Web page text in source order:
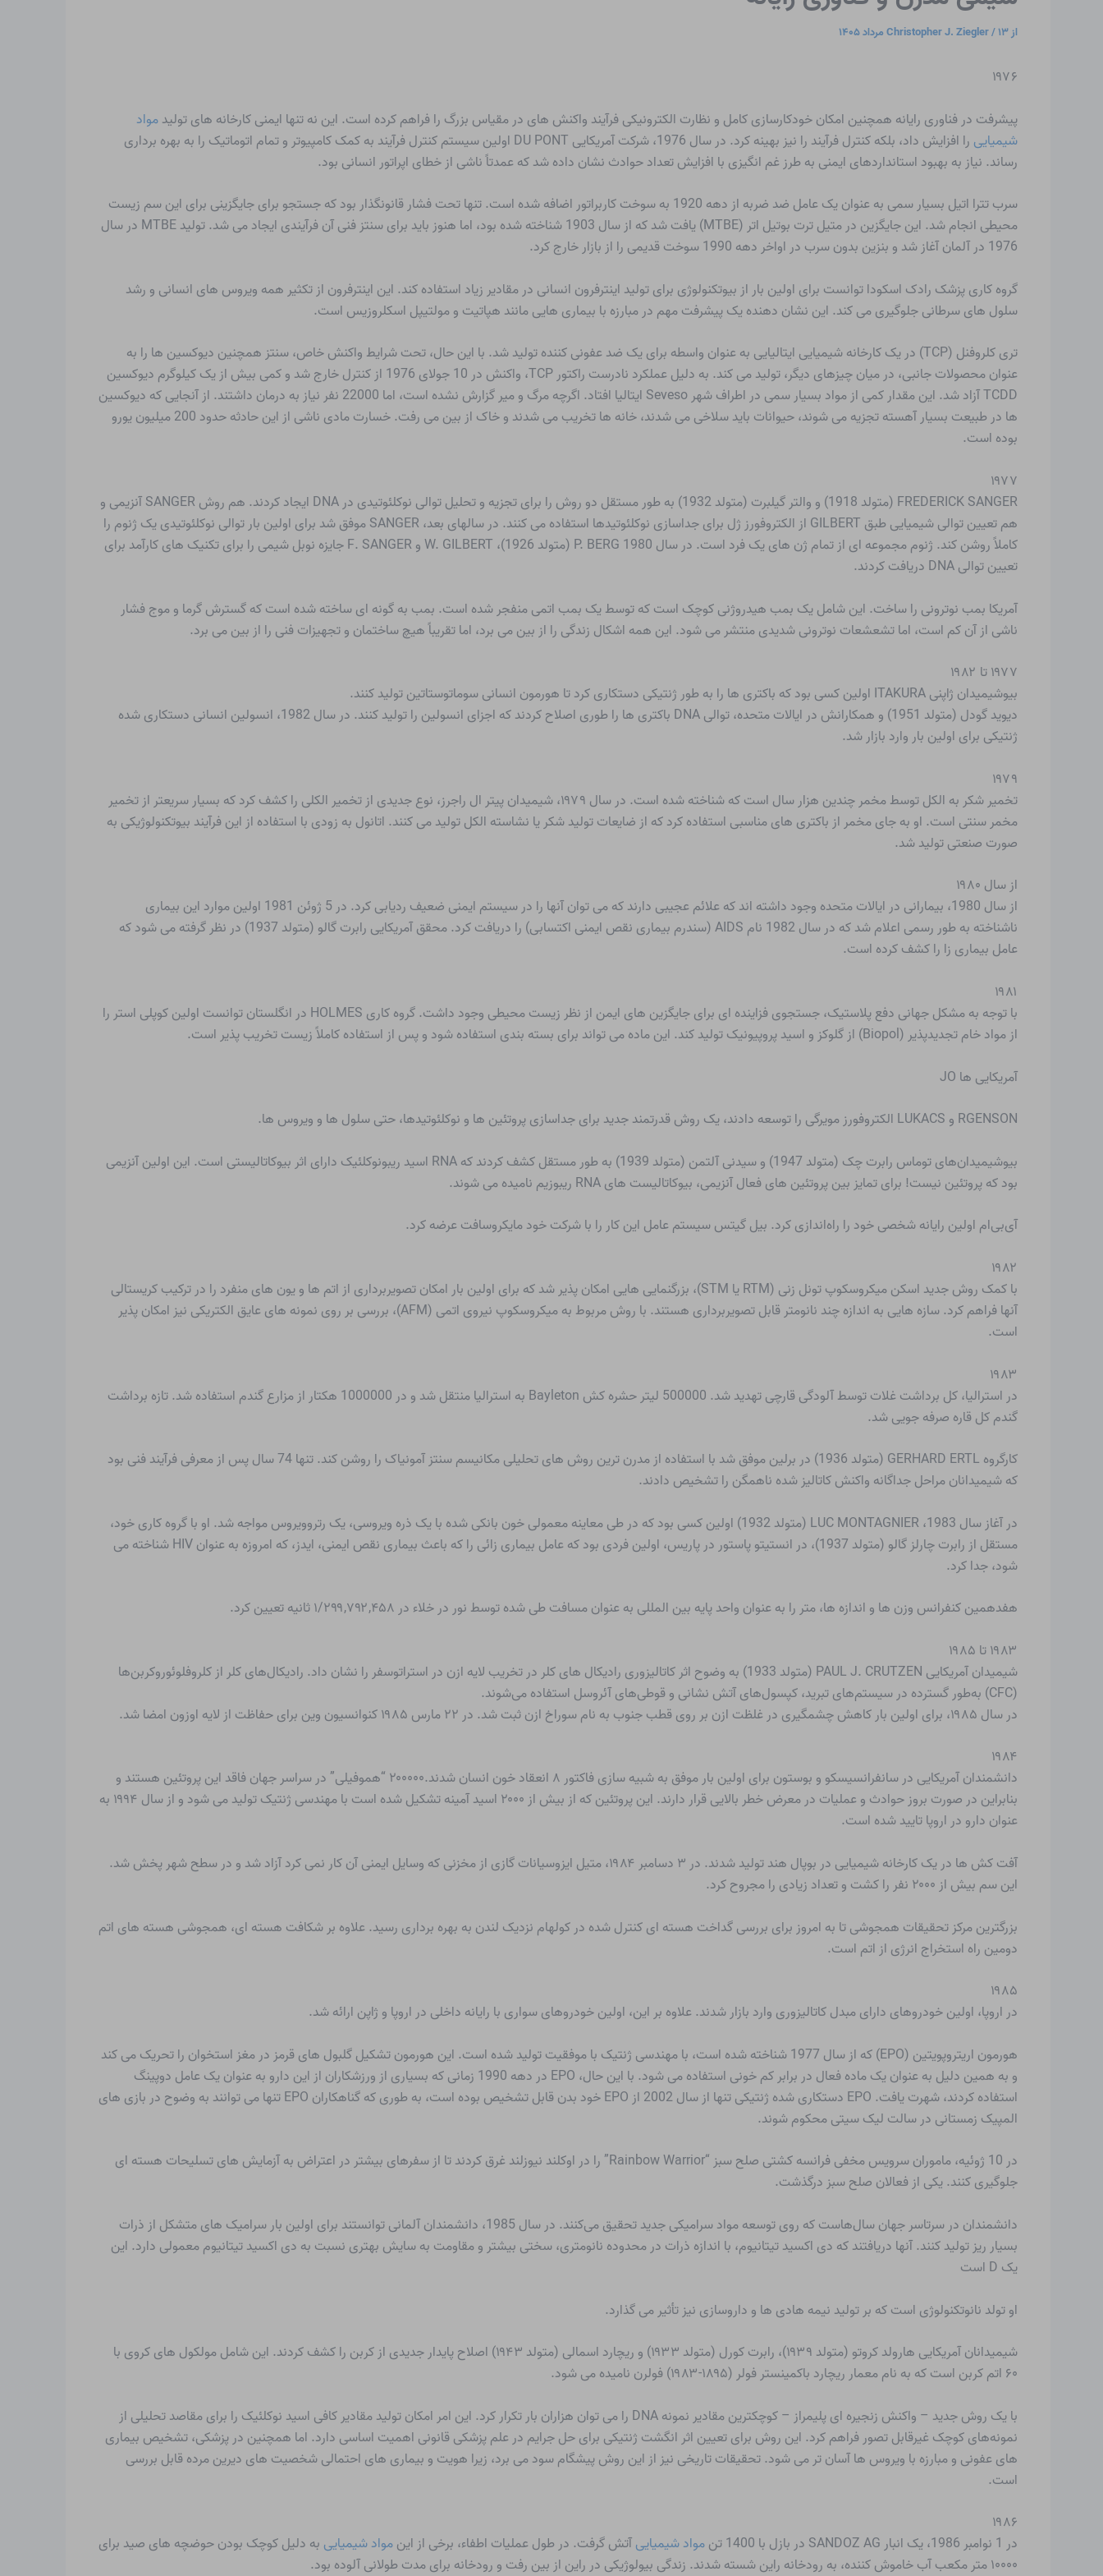
از Christopher J. Ziegler/۱۳ مرداد ۱۴۰۵
۱۹۷۶
پیشرفت در فناوری رایانه همچنین امکان خودکارسازی کامل و نظارت الکترونیکی فرآیند واکنش های در مقیاس بزرگ را فراهم کرده است. این نه تنها ایمنی کارخانه های تولیدمواد
شیمیایی
را افزایش داد، بلکه کنترل فرآیند را نیز بهینه کرد. در سال 1976، شرکت آمریکایی DU PONT اولین سیستم کنترل فرآیند به کمک کامپیوتر و تمام اتوماتیک را به بهره برداری
رساند. نیاز به بهبود استانداردهای ایمنی به طرز غم انگیزی با افزایش تعداد حوادث نشان داده شد که عمدتاً ناشی از خطای اپراتور انسانی بود.
سرب تترا اتیل بسیار سمی به عنوان یک عامل ضد ضربه از دهه 1920 به سوخت کاربراتور اضافه شده است. تنها تحت فشار قانونگذار بود که جستجو برای جایگزینی برای این سم زیست
محیطی انجام شد. این جایگزین در متیل ترت بوتیل اتر (MTBE) یافت شد که از سال 1903 شناخته شده بود، اما هنوز باید برای سنتز فنی آن فرآیندی ایجاد می شد. تولید MTBE در سال
1976 در آلمان آغاز شد و بنزین بدون سرب در اواخر دهه 1990 سوخت قدیمی را از بازار خارج کرد.
گروه کاری پزشک رادک اسکودا توانست برای اولین بار از بیوتکنولوژی برای تولید اینترفرون انسانی در مقادیر زیاد استفاده کند. این اینترفرون از تکثیر همه ویروس های انسانی و رشد
سلول های سرطانی جلوگیری می کند. این نشان دهنده یک پیشرفت مهم در مبارزه با بیماری هایی مانند هپاتیت و مولتیپل اسکلروزیس است.
تری کلروفنل (TCP) در یک کارخانه شیمیایی ایتالیایی به عنوان واسطه برای یک ضد عفونی کننده تولید شد. با این حال، تحت شرایط واکنش خاص، سنتز همچنین دیوکسین ها را به
عنوان محصولات جانبی، در میان چیزهای دیگر، تولید می کند. به دلیل عملکرد نادرست راکتور TCP، واکنش در 10 جولای 1976 از کنترل خارج شد و کمی بیش از یک کیلوگرم دیوکسین
TCDD آزاد شد. این مقدار کمی از مواد بسیار سمی در اطراف شهر Seveso ایتالیا افتاد. اگرچه مرگ و میر گزارش نشده است، اما 22000 نفر نیاز به درمان داشتند. از آنجایی که دیوکسین
ها در طبیعت بسیار آهسته تجزیه می شوند، حیوانات باید سلاخی می شدند، خانه ها تخریب می شدند و خاک از بین می رفت. خسارت مادی ناشی از این حادثه حدود 200 میلیون یورو
بوده است.
۱۹۷۷
FREDERICK SANGER (متولد 1918) و والتر گیلبرت (متولد 1932) به طور مستقل دو روش را برای تجزیه و تحلیل توالی نوکلئوتیدی در DNA ایجاد کردند. هم روش SANGER آنزیمی و
هم تعیین توالی شیمیایی طبق GILBERT از الکتروفورز ژل برای جداسازی نوکلئوتیدها استفاده می کنند. در سالهای بعد، SANGER موفق شد برای اولین بار توالی نوکلئوتیدی یک ژنوم را
کاملاً روشن کند. ژنوم مجموعه ای از تمام ژن های یک فرد است. در سال 1980 P. BERG (متولد 1926)، W. GILBERT و F. SANGER جایزه نوبل شیمی را برای تکنیک های کارآمد برای
تعیین توالی DNA دریافت کردند.
آمریکا بمب نوترونی را ساخت. این شامل یک بمب هیدروژنی کوچک است که توسط یک بمب اتمی منفجر شده است. بمب به گونه ای ساخته شده است که گسترش گرما و موج فشار
ناشی از آن کم است، اما تشعشعات نوترونی شدیدی منتشر می شود. این همه اشکال زندگی را از بین می برد، اما تقریباً هیچ ساختمان و تجهیزات فنی را از بین می برد.
۱۹۷۷ تا ۱۹۸۲
بیوشیمیدان ژاپنی ITAKURA اولین کسی بود که باکتری ها را به طور ژنتیکی دستکاری کرد تا هورمون انسانی سوماتوستاتین تولید کنند.
دیوید گودل (متولد 1951) و همکارانش در ایالات متحده، توالی DNA باکتری ها را طوری اصلاح کردند که اجزای انسولین را تولید کنند. در سال 1982، انسولین انسانی دستکاری شده
ژنتیکی برای اولین بار وارد بازار شد.
۱۹۷۹
تخمیر شکر به الکل توسط مخمر چندین هزار سال است که شناخته شده است. در سال ۱۹۷۹، شیمیدان پیتر ال راجرز، نوع جدیدی از تخمیر الکلی را کشف کرد که بسیار سریعتر از تخمیر
مخمر سنتی است. او به جای مخمر از باکتری های مناسبی استفاده کرد که از ضایعات تولید شکر یا نشاسته الکل تولید می کنند. اتانول به زودی با استفاده از این فرآیند بیوتکنولوژیکی به
صورت صنعتی تولید شد.
از سال ۱۹۸۰
از سال 1980، بیمارانی در ایالات متحده وجود داشته اند که علائم عجیبی دارند که می توان آنها را در سیستم ایمنی ضعیف ردیابی کرد. در 5 ژوئن 1981 اولین موارد این بیماری
ناشناخته به طور رسمی اعلام شد که در سال 1982 نام AIDS (سندرم بیماری نقص ایمنی اکتسابی) را دریافت کرد. محقق آمریکایی رابرت گالو (متولد 1937) در نظر گرفته می شود که
عامل بیماری زا را کشف کرده است.
۱۹۸۱
با توجه به مشکل جهانی دفع پلاستیک، جستجوی فزاینده ای برای جایگزین های ایمن از نظر زیست محیطی وجود داشت. گروه کاری HOLMES در انگلستان توانست اولین کوپلی استر را
از مواد خام تجدیدپذیر (Biopol) از گلوکز و اسید پروپیونیک تولید کند. این ماده می تواند برای بسته بندی استفاده شود و پس از استفاده کاملاً زیست تخریب پذیر است.
آمریکایی ها JO
RGENSON و LUKACS الکتروفورز مویرگی را توسعه دادند، یک روش قدرتمند جدید برای جداسازی پروتئین ها و نوکلئوتیدها، حتی سلول ها و ویروس ها.
بیوشیمیدان‌های توماس رابرت چک (متولد 1947) و سیدنی آلتمن (متولد 1939) به طور مستقل کشف کردند که RNA اسید ریبونوکلئیک دارای اثر بیوکاتالیستی است. این اولین آنزیمی
بود که پروتئین نیست! برای تمایز بین پروتئین های فعال آنزیمی، بیوکاتالیست های RNA ریبوزیم نامیده می شوند.
آی‌بی‌ام اولین رایانه شخصی خود را راه‌اندازی کرد. بیل گیتس سیستم عامل این کار را با شرکت خود مایکروسافت عرضه کرد.
۱۹۸۲
با کمک روش جدید اسکن میکروسکوپ تونل زنی (RTM یا STM)، بزرگنمایی هایی امکان پذیر شد که برای اولین بار امکان تصویربرداری از اتم ها و یون های منفرد را در ترکیب کریستالی
آنها فراهم کرد. سازه هایی به اندازه چند نانومتر قابل تصویربرداری هستند. با روش مربوط به میکروسکوپ نیروی اتمی (AFM)، بررسی بر روی نمونه های عایق الکتریکی نیز امکان پذیر
است.
۱۹۸۳
در استرالیا، کل برداشت غلات توسط آلودگی قارچی تهدید شد. 500000 لیتر حشره کش Bayleton به استرالیا منتقل شد و در 1000000 هکتار از مزارع گندم استفاده شد. تازه برداشت
گندم کل قاره صرفه جویی شد.
کارگروه GERHARD ERTL (متولد 1936) در برلین موفق شد با استفاده از مدرن ترین روش های تحلیلی مکانیسم سنتز آمونیاک را روشن کند. تنها 74 سال پس از معرفی فرآیند فنی بود
که شیمیدانان مراحل جداگانه واکنش کاتالیز شده ناهمگن را تشخیص دادند.
در آغاز سال 1983، LUC MONTAGNIER (متولد 1932) اولین کسی بود که در طی معاینه معمولی خون بانکی شده با یک ذره ویروسی، یک رتروویروس مواجه شد. او با گروه کاری خود،
مستقل از رابرت چارلز گالو (متولد 1937)، در انستیتو پاستور در پاریس، اولین فردی بود که عامل بیماری زائی را که باعث بیماری نقص ایمنی، ایدز، که امروزه به عنوان HIV شناخته می
شود، جدا کرد.
هفدهمین کنفرانس وزن ها و اندازه ها، متر را به عنوان واحد پایه بین المللی به عنوان مسافت طی شده توسط نور در خلاء در ۱/۲۹۹,۷۹۲,۴۵۸ ثانیه تعیین کرد.
۱۹۸۳ تا ۱۹۸۵
شیمیدان آمریکایی PAUL J. CRUTZEN (متولد 1933) به وضوح اثر کاتالیزوری رادیکال های کلر در تخریب لایه ازن در استراتوسفر را نشان داد. رادیکال‌های کلر از کلروفلوئوروکربن‌ها
(CFC) به‌طور گسترده در سیستم‌های تبرید، کپسول‌های آتش نشانی و قوطی‌های آئروسل استفاده می‌شوند.
در سال ۱۹۸۵، برای اولین بار کاهش چشمگیری در غلظت ازن بر روی قطب جنوب به نام سوراخ ازن ثبت شد. در ۲۲ مارس ۱۹۸۵ کنوانسیون وین برای حفاظت از لایه اوزون امضا شد.
۱۹۸۴
دانشمندان آمریکایی در سانفرانسیسکو و بوستون برای اولین بار موفق به شبیه سازی فاکتور ۸ انعقاد خون انسان شدند.۲۰۰۰۰۰ “هموفیلی” در سراسر جهان فاقد این پروتئین هستند و
بنابراین در صورت بروز حوادث و عملیات در معرض خطر بالایی قرار دارند. این پروتئین که از بیش از ۲۰۰۰ اسید آمینه تشکیل شده است با مهندسی ژنتیک تولید می شود و از سال ۱۹۹۴ به
عنوان دارو در اروپا تایید شده است.
آفت کش ها در یک کارخانه شیمیایی در بوپال هند تولید شدند. در ۳ دسامبر ۱۹۸۴، متیل ایزوسیانات گازی از مخزنی که وسایل ایمنی آن کار نمی کرد آزاد شد و در سطح شهر پخش شد.
این سم بیش از ۲۰۰۰ نفر را کشت و تعداد زیادی را مجروح کرد.
بزرگترین مرکز تحقیقات همجوشی تا به امروز برای بررسی گداخت هسته ای کنترل شده در کولهام نزدیک لندن به بهره برداری رسید. علاوه بر شکافت هسته ای، همجوشی هسته های اتم
دومین راه استخراج انرژی از اتم است.
۱۹۸۵
در اروپا، اولین خودروهای دارای مبدل کاتالیزوری وارد بازار شدند. علاوه بر این، اولین خودروهای سواری با رایانه داخلی در اروپا و ژاپن ارائه شد.
هورمون اریتروپویتین (EPO) که از سال 1977 شناخته شده است، با مهندسی ژنتیک با موفقیت تولید شده است. این هورمون تشکیل گلبول های قرمز در مغز استخوان را تحریک می کند
و به همین دلیل به عنوان یک ماده فعال در برابر کم خونی استفاده می شود. با این حال، EPO در دهه 1990 زمانی که بسیاری از ورزشکاران از این دارو به عنوان یک عامل دوپینگ
استفاده کردند، شهرت یافت. EPO دستکاری شده ژنتیکی تنها از سال 2002 از EPO خود بدن قابل تشخیص بوده است، به طوری که گناهکاران EPO تنها می توانند به وضوح در بازی های
المپیک زمستانی در سالت لیک سیتی محکوم شوند.
در 10 ژوئیه، ماموران سرویس مخفی فرانسه کشتی صلح سبز “Rainbow Warrior” را در اوکلند نیوزلند غرق کردند تا از سفرهای بیشتر در اعتراض به آزمایش های تسلیحات هسته ای
جلوگیری کنند. یکی از فعالان صلح سبز درگذشت.
دانشمندان در سرتاسر جهان سال‌هاست که روی توسعه مواد سرامیکی جدید تحقیق می‌کنند. در سال 1985، دانشمندان آلمانی توانستند برای اولین بار سرامیک های متشکل از ذرات
بسیار ریز تولید کنند. آنها دریافتند که دی اکسید تیتانیوم، با اندازه ذرات در محدوده نانومتری، سختی بیشتر و مقاومت به سایش بهتری نسبت به دی اکسید تیتانیوم معمولی دارد. این
یک D است
او تولد نانوتکنولوژی است که بر تولید نیمه هادی ها و داروسازی نیز تأثیر می گذارد.
شیمیدانان آمریکایی هارولد کروتو (متولد ۱۹۳۹)، رابرت کورل (متولد ۱۹۳۳) و ریچارد اسمالی (متولد ۱۹۴۳) اصلاح پایدار جدیدی از کربن را کشف کردند. این شامل مولکول های کروی با
۶۰ اتم کربن است که به نام معمار ریچارد باکمینستر فولر (۱۸۹۵-۱۹۸۳) فولرن نامیده می شود.
با یک روش جدید – واکنش زنجیره ای پلیمراز – کوچکترین مقادیر نمونه DNA را می توان هزاران بار تکرار کرد. این امر امکان تولید مقادیر کافی اسید نوکلئیک را برای مقاصد تحلیلی از
نمونه‌های کوچک غیرقابل تصور فراهم کرد. این روش برای تعیین اثر انگشت ژنتیکی برای حل جرایم در علم پزشکی قانونی اهمیت اساسی دارد. اما همچنین در پزشکی، تشخیص بیماری
های عفونی و مبارزه با ویروس ها آسان تر می شود. تحقیقات تاریخی نیز از این روش پیشگام سود می برد، زیرا هویت و بیماری های احتمالی شخصیت های دیرین مرده قابل بررسی
است.
۱۹۸۶
در 1 نوامبر 1986، یک انبار SANDOZ AG در بازل با 1400 تن
مواد شیمیاییآتش گرفت. در طول عملیات اطفاء، برخی از اینمواد شیمیایی به دلیل کوچک بودن حوضچه های صید برای
۱۰۰۰۰ متر مکعب آب خاموش کننده، به رودخانه راین شسته شدند. زندگی بیولوژیکی در راین از بین رفت و رودخانه برای مدت طولانی آلوده بود.